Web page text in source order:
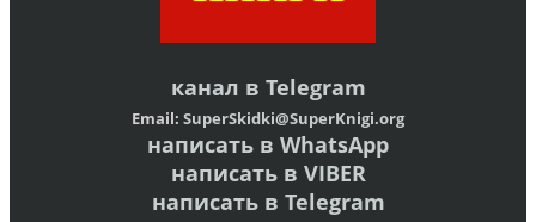
канал в Telegram
Email: SuperSkidki@SuperKnigi.org
написать в WhatsApp
написать в VIBER
написать в Telegram